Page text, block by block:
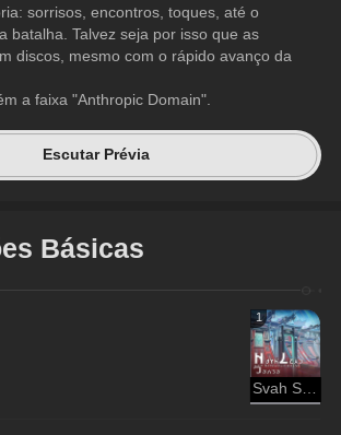
sorrisos, encontros, toques, até o
batalha. Talvez seja por isso que as
discos, mesmo com o rápido avanço da
a faixa "Anthropic Domain".
Escutar Prévia
Básicas
1
Svah Sanishyu